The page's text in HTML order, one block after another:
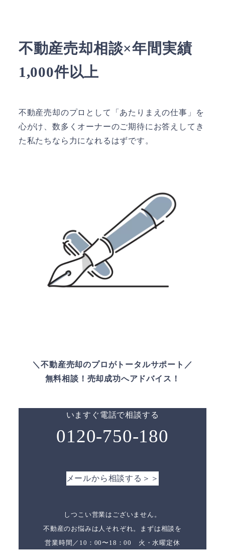
不動産売却相談×年間実績
1,000件以上
不動産売却のプロとして「あたりまえの仕事」を
心がけ、数多くオーナーのご期待にお答えしてき
た私たちなら力になれるはずです。
＼不動産売却のプロがトータルサポート／
無料相談！売却成功へアドバイス！
いますぐ電話で相談する
0120-750-180
メールから相談する＞＞
しつこい営業はございません。
不動産のお悩みは人それぞれ。まずは相談を
営業時間／10：00〜18：00 火・水曜定休